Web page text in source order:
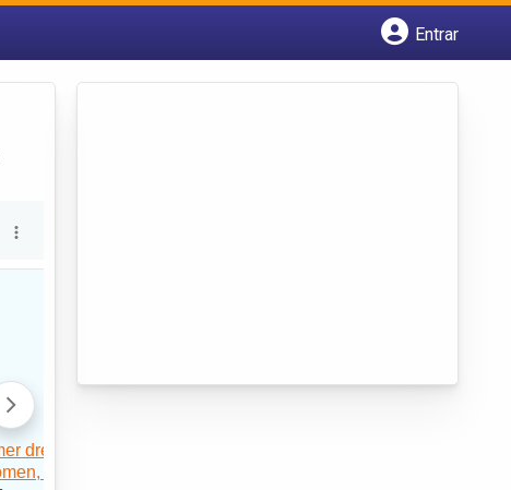
Entrar